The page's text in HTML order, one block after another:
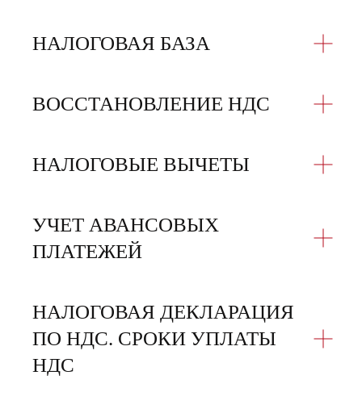
НАЛОГОВАЯ БАЗА
ВОССТАНОВЛЕНИЕ НДС
НАЛОГОВЫЕ ВЫЧЕТЫ
УЧЕТ АВАНСОВЫХ
ПЛАТЕЖЕЙ
НАЛОГОВАЯ ДЕКЛАРАЦИЯ
ПО НДС. СРОКИ УПЛАТЫ
НДС